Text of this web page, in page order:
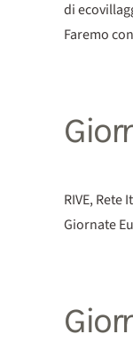
di
Faremo
RIVE,
Giornate